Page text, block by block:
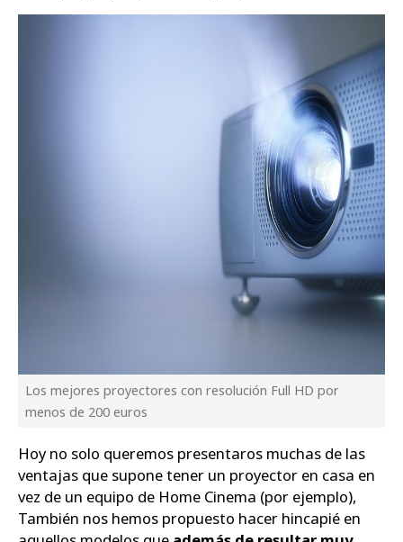
Los mejores proyectores con resolución Full HD por
menos de 200 euros
Hoy no solo queremos presentaros muchas de las
ventajas que supone tener un proyector en casa en
vez de un equipo de Home Cinema (por ejemplo),
También nos hemos propuesto hacer hincapié en